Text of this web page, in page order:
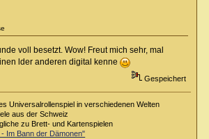
voll besetzt. Wow! Freut mich sehr, mal
lder anderen digital kenne
Gespeichert
Universalrollenspiel in verschiedenen Welten
aus der Schweiz
zu Brett- und Kartenspielen
Im Bann der Dämonen"